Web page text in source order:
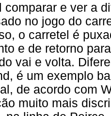
comparar e ver a
no jogo do
o carretel é
e de retorno
vai e volta.
é um exemplo
de acordo com
muito mais